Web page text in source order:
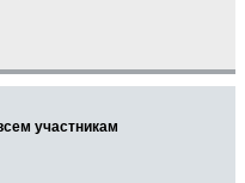
участникам